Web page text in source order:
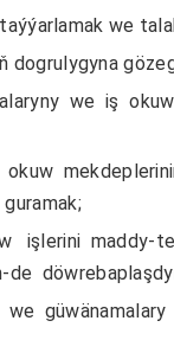
we
dogrulygyna
we iş okuw
maddy-
de
güwänamalary